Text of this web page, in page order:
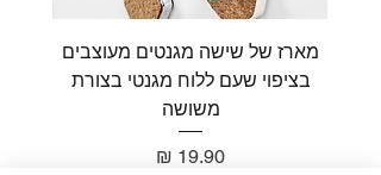
מארז של שישה מגנטים מעוצבים
בציפוי שעם ללוח מגנטי בצורת
משושה
מחיר